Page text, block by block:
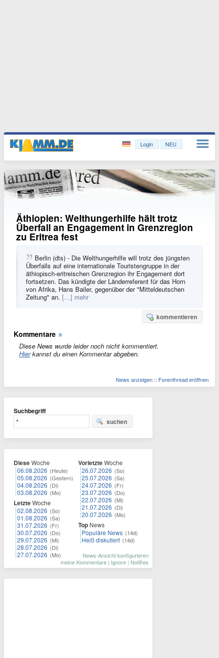
Login NEU
Äthiopien: Welthungerhilfe hält trotz
Überfall an Engagement in Grenzregion
zu Eritrea fest
Berlin (dts) - Die Welthungerhilfe will trotz des jüngsten
Überfalls auf eine internationale Touristengruppe in der
äthiopisch-eritreischen Grenzregion ihr Engagement dort
fortsetzen. Das kündigte der Länderreferent für das Horn
von Afrika, Hans Bailer, gegenüber der "Mitteldeutschen
Zeitung" an. […] mehr
kommentieren
Kommentare
Diese News wurde leider noch nicht kommentiert.
Hierkannst du einen Kommentar abgeben.
News anzeigen :: Forenthread eröffnen
Suchbegriff
suchen
DieseWoche
06.08.2026 (Heute)
05.08.2026 (Gestern)
04.08.2026 (Di)
03.08.2026 (Mo)
LetzteWoche
02.08.2026 (So)
01.08.2026 (Sa)
31.07.2026 (Fr)
30.07.2026 (Do)
29.07.2026 (Mi)
28.07.2026 (Di)
27.07.2026 (Mo)
VorletzteWoche
26.07.2026 (So)
25.07.2026 (Sa)
24.07.2026 (Fr)
23.07.2026 (Do)
22.07.2026 (Mi)
21.07.2026 (Di)
20.07.2026 (Mo)
Top News
Populäre News (14d)
Heiß diskutiert (14d)
News-Ansicht konfigurieren
meine Kommentare | Ignore | Notifies